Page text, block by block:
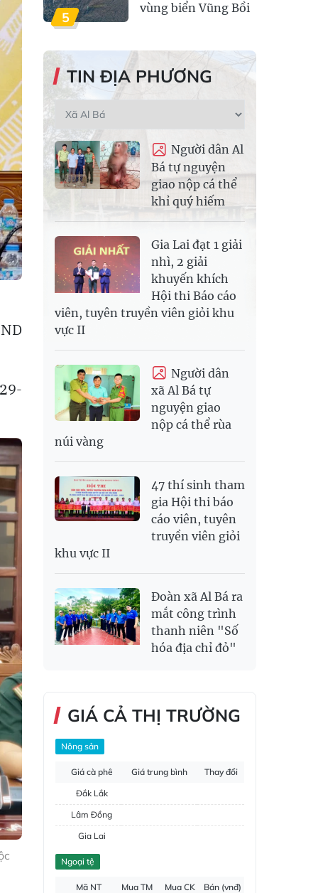
5
vùng biển Vũng Bồi
TIN ĐỊA PHƯƠNG
Người dân Al
Bá tự nguyện
giao nộp cá thể
khỉ quý hiếm
Gia Lai đạt 1 giải
nhì, 2 giải
khuyến khích
Hội thi Báo cáo
viên, tuyên truyền viên giỏi khu
vực II
Người dân
xã Al Bá tự
nguyện giao
nộp cá thể rùa
núi vàng
47 thí sinh tham
gia Hội thi báo
cáo viên, tuyên
truyền viên giỏi
khu vực II
Đoàn xã Al Bá ra
mắt công trình
thanh niên "Số
hóa địa chỉ đỏ"
GIÁ CẢ THỊ TRƯỜNG
Nông sản
Giá cà phê Giá trung bình
Thay đổi
Đắk Lắk
Lâm Đồng
Gia Lai
Đắk Nông
Ngoại tệ
Mã NT Mua TM Mua CK
Bán (vnđ)